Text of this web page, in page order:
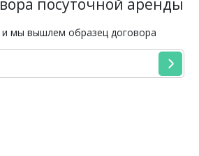
посуточной аренды
мы вышлем образец договора